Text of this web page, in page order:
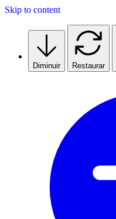
Skip to content
Diminuir Restaurar